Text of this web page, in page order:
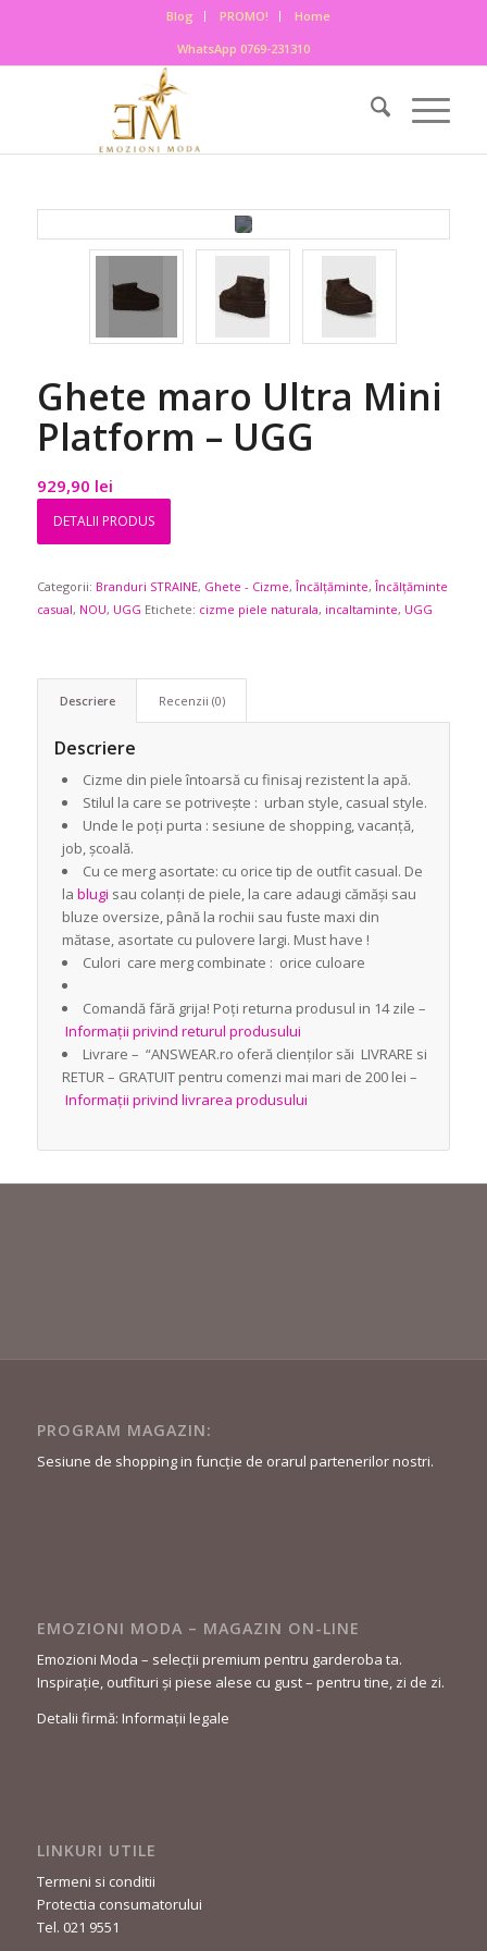
Blog PROMO!
Home
WhatsApp 0769-231310
Ghete maro Ultra Mini
Platform – UGG
929,90 lei
DETALII PRODUS
Categorii: Branduri STRAINE, Ghete - Cizme,Încălțăminte,Încălțăminte
casual, NOU, UGG Etichete: cizme piele naturala, incaltaminte, UGG
Descriere Recenzii (0)
Descriere
Cizme din piele întoarsă cu finisaj rezistent la apă.
Stilul la care se potrivește : urban style, casual style.
Unde le poți purta : sesiune de shopping, vacanță,
job, școală.
Cu ce merg asortate: cu orice tip de outfit casual. De
la blugi sau colanți de piele, la care adaugi cămăși sau
bluze oversize, până la rochii sau fuste maxi din
mătase, asortate cu pulovere largi. Must have !
Culori care merg combinate : orice culoare
Comandă fără grija! Poți returna produsul in 14 zile –
Informații privind returul produsului
Livrare – “ANSWEAR.ro oferă clienților săi LIVRARE si
RETUR – GRATUIT pentru comenzi mai mari de 200 lei –
Informații privind livrarea produsului
PROGRAM MAGAZIN:
Sesiune de shopping in funcție de orarul partenerilor nostri.
EMOZIONI MODA – MAGAZIN ON-LINE
Emozioni Moda – selecții premium pentru garderoba ta.
Inspirație, outfituri și piese alese cu gust – pentru tine, zi de zi.
Detalii firmă: Informații legale
LINKURI UTILE
Termeni si conditii
Protectia consumatorului
Tel. 021 9551